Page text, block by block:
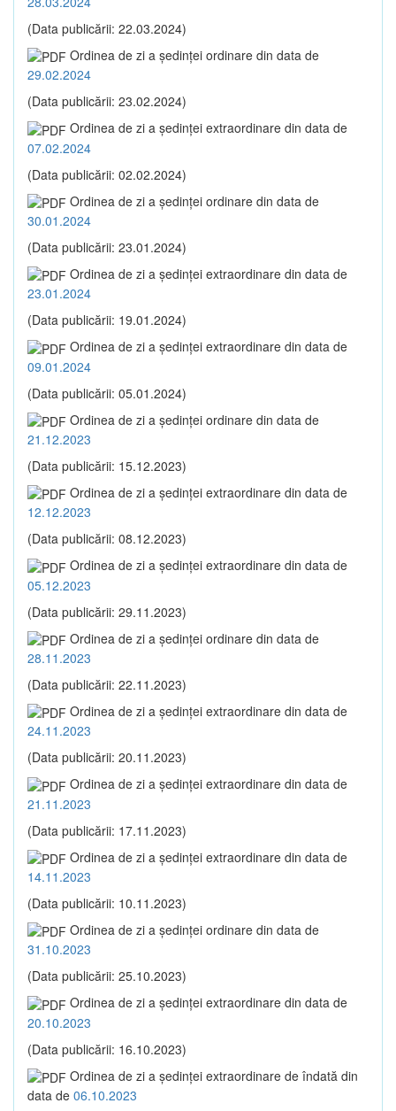
(Data publicării: 22.03.2024)
Ordinea de zi a şedinţei ordinare din data de
29.02.2024
(Data publicării: 23.02.2024)
Ordinea de zi a şedinţei extraordinare din data de
07.02.2024
(Data publicării: 02.02.2024)
Ordinea de zi a şedinţei ordinare din data de
30.01.2024
(Data publicării: 23.01.2024)
Ordinea de zi a şedinţei extraordinare din data de
23.01.2024
(Data publicării: 19.01.2024)
Ordinea de zi a şedinţei extraordinare din data de
09.01.2024
(Data publicării: 05.01.2024)
Ordinea de zi a şedinţei ordinare din data de
21.12.2023
(Data publicării: 15.12.2023)
Ordinea de zi a şedinţei extraordinare din data de
12.12.2023
(Data publicării: 08.12.2023)
Ordinea de zi a şedinţei extraordinare din data de
05.12.2023
(Data publicării: 29.11.2023)
Ordinea de zi a şedinţei ordinare din data de
28.11.2023
(Data publicării: 22.11.2023)
Ordinea de zi a şedinţei extraordinare din data de
24.11.2023
(Data publicării: 20.11.2023)
Ordinea de zi a şedinţei extraordinare din data de
21.11.2023
(Data publicării: 17.11.2023)
Ordinea de zi a şedinţei extraordinare din data de
14.11.2023
(Data publicării: 10.11.2023)
Ordinea de zi a şedinţei ordinare din data de
31.10.2023
(Data publicării: 25.10.2023)
Ordinea de zi a şedinţei extraordinare din data de
20.10.2023
(Data publicării: 16.10.2023)
Ordinea de zi a şedinţei extraordinare de îndată din
data de 06.10.2023